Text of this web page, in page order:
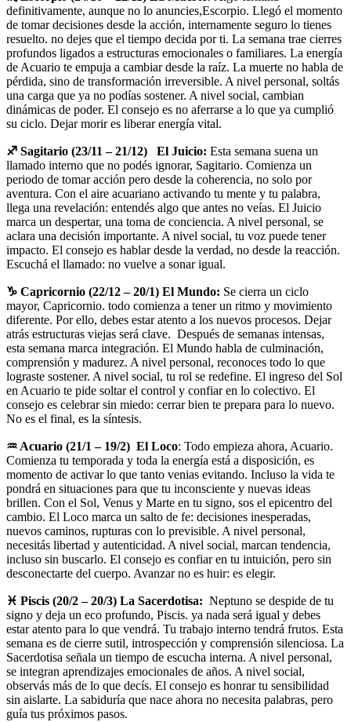
definitivamente, aunque no lo anuncies,Escorpio. Llegó el momento
de tomar decisiones desde la acción, internamente seguro lo tienes
resuelto. no dejes que el tiempo decida por ti. La semana trae cierres
profundos ligados a estructuras emocionales o familiares. La energía
de Acuario te empuja a cambiar desde la raíz. La muerte no habla de
pérdida, sino de transformación irreversible. A nivel personal, soltás
una carga que ya no podías sostener. A nivel social, cambian
dinámicas de poder. El consejo es no aferrarse a lo que ya cumplió
su ciclo. Dejar morir es liberar energía vital.
♐ Sagitario (23/11 – 21/12) El Juicio: Esta semana suena un
llamado interno que no podés ignorar, Sagitario. Comienza un
periodo de tomar acción pero desde la coherencia, no solo por
aventura. Con el aire acuariano activando tu mente y tu palabra,
llega una revelación: entendés algo que antes no veías. El Juicio
marca un despertar, una toma de conciencia. A nivel personal, se
aclara una decisión importante. A nivel social, tu voz puede tener
impacto. El consejo es hablar desde la verdad, no desde la reacción.
Escuchá el llamado: no vuelve a sonar igual.
♑ Capricornio (22/12 – 20/1) El Mundo: Se cierra un ciclo
mayor, Capricornio. todo comienza a tener un ritmo y movimiento
diferente. Por ello, debes estar atento a los nuevos procesos. Dejar
atrás estructuras viejas será clave. Después de semanas intensas,
esta semana marca integración. El Mundo habla de culminación,
comprensión y madurez. A nivel personal, reconoces todo lo que
lograste sostener. A nivel social, tu rol se redefine. El ingreso del Sol
en Acuario te pide soltar el control y confiar en lo colectivo. El
consejo es celebrar sin miedo: cerrar bien te prepara para lo nuevo.
No es el final, es la síntesis.
♒ Acuario (21/1 – 19/2) El Loco: Todo empieza ahora, Acuario.
Comienza tu temporada y toda la energía está a disposición, es
momento de activar lo que tanto venias evitando. Incluso la vida te
pondrá en situaciones para que tu inconsciente y nuevas ideas
brillen. Con el Sol, Venus y Marte en tu signo, sos el epicentro del
cambio. El Loco marca un salto de fe: decisiones inesperadas,
nuevos caminos, rupturas con lo previsible. A nivel personal,
necesitás libertad y autenticidad. A nivel social, marcan tendencia,
incluso sin buscarlo. El consejo es confiar en tu intuición, pero sin
desconectarte del cuerpo. Avanzar no es huir: es elegir.
♓ Piscis (20/2 – 20/3) La Sacerdotisa: Neptuno se despide de tu
signo y deja un eco profundo, Piscis. ya nada será igual y debes
estar atento para lo que vendrá. Tu trabajo interno tendrá frutos. Esta
semana es de cierre sutil, introspección y comprensión silenciosa. La
Sacerdotisa señala un tiempo de escucha interna. A nivel personal,
se integran aprendizajes emocionales de años. A nivel social,
observás más de lo que decís. El consejo es honrar tu sensibilidad
sin aislarte. La sabiduría que nace ahora no necesita palabras, pero
guía tus próximos pasos.